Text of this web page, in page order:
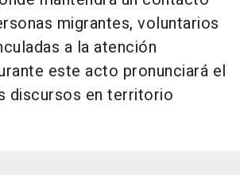
migrantes, voluntarios
a la atención
este acto pronunciará el
discursos en territorio